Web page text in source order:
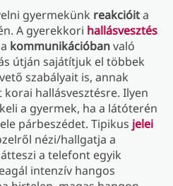
gyermekünk reakcióita
A gyerekkori hallásvesztés
kommunikációbanvaló
útján sajátítjuk el többek
szabályait is, annak
hallásvesztésre. Ilyen
a gyermek, ha a látóterén
párbeszédet. Tipikus jelei
nézi/hallgatja a
a telefont egyik
intenzív hangos